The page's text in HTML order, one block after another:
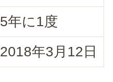
5年に1度
2018年3月12日